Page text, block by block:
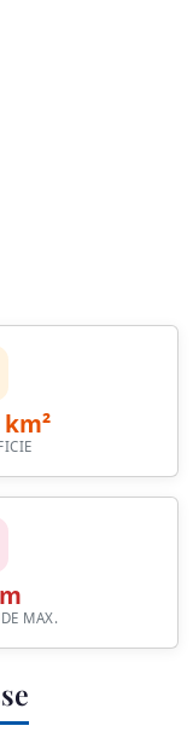
MAX.